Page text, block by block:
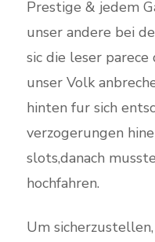
Prestige & jedem
unser andere bei
sic die leser
unser Volk
hinten fur sich
verzogerungen
slots,danach
hochfahren.
Um